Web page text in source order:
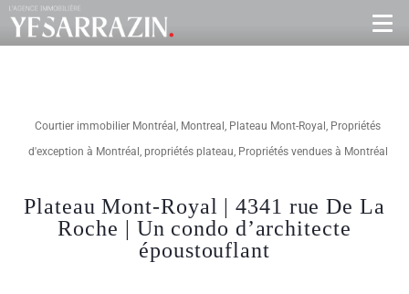
Courtier immobilier Montréal , Montreal , Plateau Mont-Royal , Propriétés
d'exception à Montréal , propriétés plateau, Propriétés vendues à Montréal
Plateau Mont-Royal | 4341 rue De La
Roche | Un condo d’architecte
époustouflant